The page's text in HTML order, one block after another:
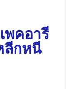
พคอารี
ลีกหนี